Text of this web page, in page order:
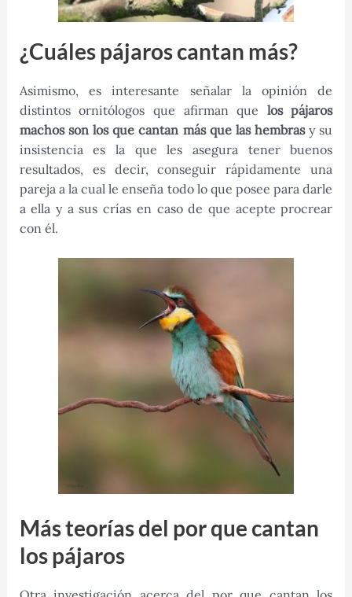
¿Cuáles pájaros cantan más?
Asimismo, es interesante señalar la opinión de
distintos ornitólogos que afirman que los pájaros
machos son los que cantan más que las hembrasy su
insistencia es la que les asegura tener buenos
resultados, es decir, conseguir rápidamente una
pareja a la cual le enseña todo lo que posee para darle
a ella y a sus crías en caso de que acepte procrear
con él.
Más teorías del por que cantan
los pájaros